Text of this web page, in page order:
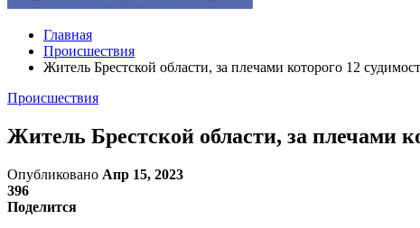
Главная
Происшествия
Житель Брестской области, за плечами которого 12
Происшествия
Житель Брестской области, за плечами
Опубликовано Апр 15, 2023
396
Поделится